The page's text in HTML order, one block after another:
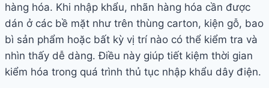
hàng hóa. Khi nhập khẩu, nhãn hàng hóa cần được
dán ở các bề mặt như trên thùng carton, kiện gỗ, bao
bì sản phẩm hoặc bất kỳ vị trí nào có thể kiểm tra và
nhìn thấy dễ dàng. Điều này giúp tiết kiệm thời gian
kiểm hóa trong quá trình thủ tục nhập khẩu dây điện.